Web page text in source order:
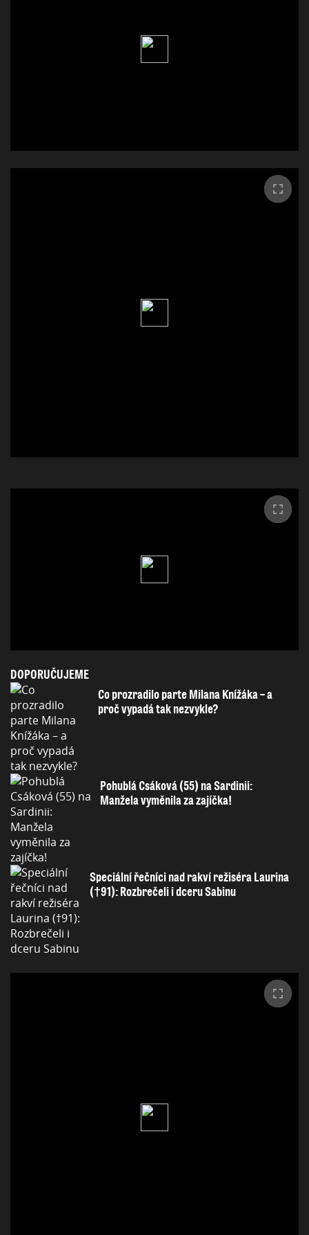
DOPORUČUJEME
Co prozradilo parte Milana Knížáka – a
proč vypadá tak nezvykle?
Pohublá Csáková (55) na Sardinii:
Manžela vyměnila za zajíčka!
Speciální řečníci nad rakví režiséra Laurina
(†91): Rozbrečeli i dceru Sabinu